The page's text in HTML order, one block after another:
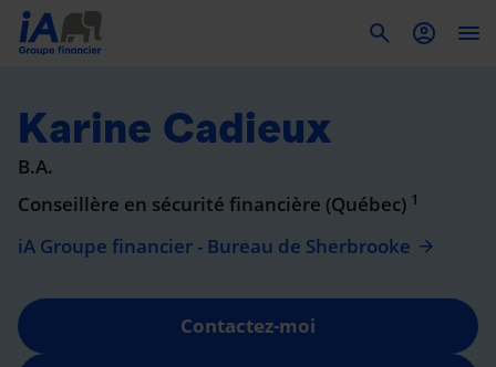
Karine Cadieux
B.A.
Conseillère en sécurité financière (Québec) 1
iA Groupe financier - Bureau de Sherbrooke
Contactez-moi